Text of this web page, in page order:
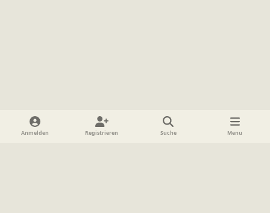
Heller Modus
Dunkler ModusSystemeinstellung
Anmelden Registrieren Suche Menu